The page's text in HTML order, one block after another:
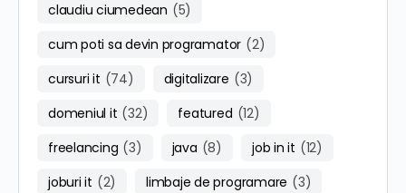
claudiu ciumedean (5)
cum poti sa devin programator (2)
cursuri it (74) digitalizare (3)
domeniul it (32) featured (12)
freelancing (3) java (8) job in it (12)
joburi it (2) limbaje de programare (3)